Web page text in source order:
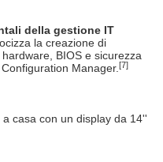
della gestione IT
la creazione di
BIOS e sicurezza
Manager. [7]
casa con un display da 14''